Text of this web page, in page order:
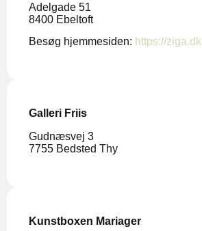
Adelgade 51
8400 Ebeltoft
Besøg hjemmesiden: https://ziga.dk
Galleri Friis
Gudnæsvej 3
7755 Bedsted Thy
Kunstboxen Mariager